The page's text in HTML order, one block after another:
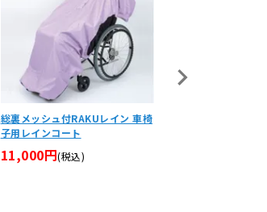
総裏メッシュ付RAKUレイン 車椅
子用レインコート
11,000円(税込)